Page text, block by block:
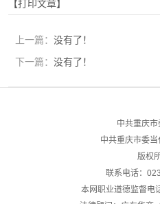
【打印文章】
上一篇： 没有了！
下一篇： 没有了！
中共重庆
中共重庆市委
版权
联系电话：
本网职业道德监督电